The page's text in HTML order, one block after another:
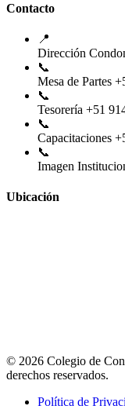
Contacto
📍
Dirección
📞
Mesa de Partes
📞
Tesorería +51
📞
Capacitaciones
📞
Imagen
Ubicación
© 2026 Colegio de
derechos reservados.
Política de